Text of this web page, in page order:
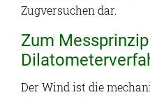
Zugversuchen dar.
Zum
Der Wind ist die